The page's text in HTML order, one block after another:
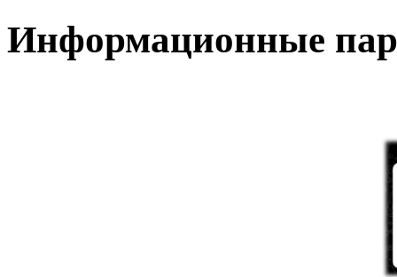
Информационные